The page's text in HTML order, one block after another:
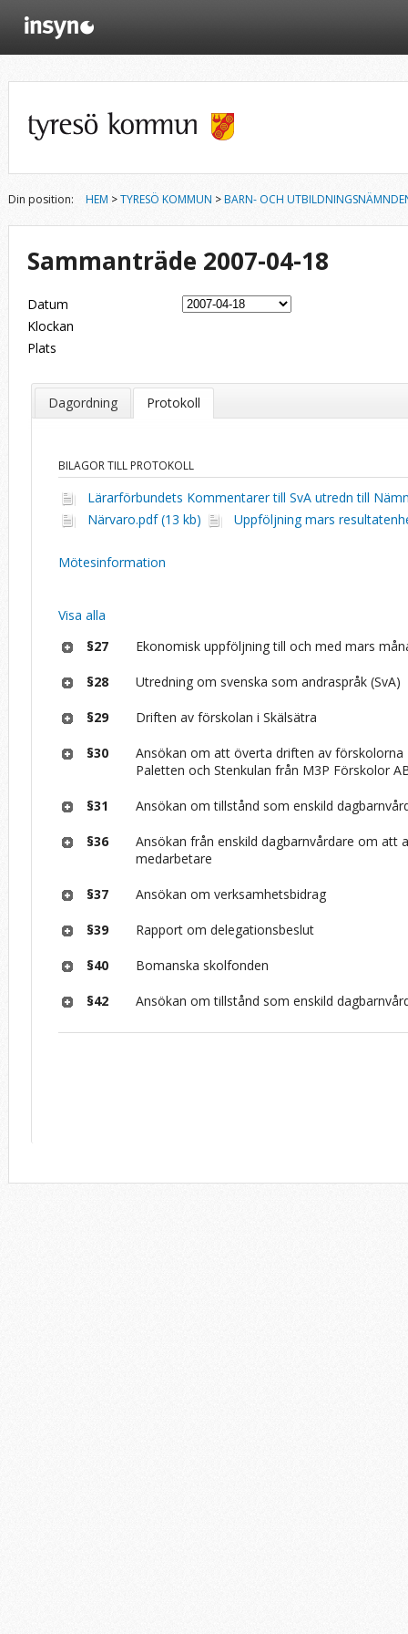
Din position: HEM >TYRESÖ KOMMUN >BARN- OCH
Sammanträde 2007-04-18
Datum
Klockan
Plats
Dagordning Protokoll
BILAGOR TILL PROTOKOLL
Lärarförbundets Kommentarer till SvA utredn till
Närvaro.pdf (13 kb)
Uppföljning mars
Mötesinformation
Visa alla
§27
Ekonomisk uppföljning till och med mars
§28 Utredning om svenska som andraspråk (SvA)
§29 Driften av förskolan i Skälsätra
§30
Ansökan om att överta driften av förskolorna
Paletten och Stenkulan från M3P Förskolor
§31 Ansökan om tillstånd som enskild
§36
Ansökan från enskild dagbarnvårdare om att
medarbetare
§37 Ansökan om verksamhetsbidrag
§39 Rapport om delegationsbeslut
§40 Bomanska skolfonden
§42 Ansökan om tillstånd som enskild